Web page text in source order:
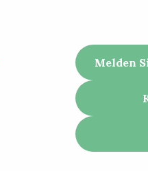
Melden